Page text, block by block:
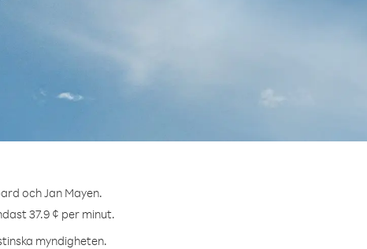
och Jan Mayen.
37.9 ¢ per minut.
myndigheten.